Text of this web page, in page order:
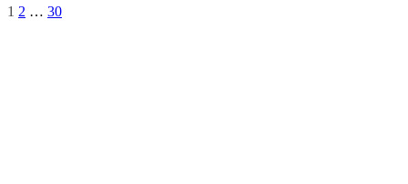
Paginación
Página
1 Página
2 … Página
30